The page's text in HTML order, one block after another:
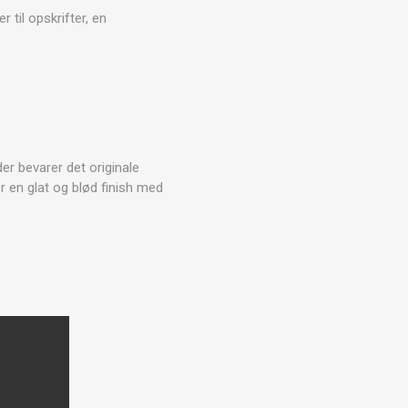
til opskrifter, en
bevarer det originale
en glat og blød finish med